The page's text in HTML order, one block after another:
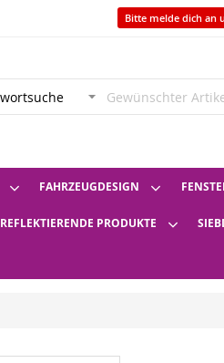
Bitte melde dich an
FAHRZEUGDESIGN
REFLEKTIERENDE PRODUKTE